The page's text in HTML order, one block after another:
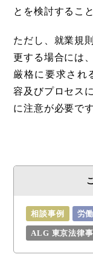
とを検討するこ
ただし、就業規
更する場合には
厳格に要求され
容及びプロセス
に注意が必要です
相談事例 労
ALG 東京法律